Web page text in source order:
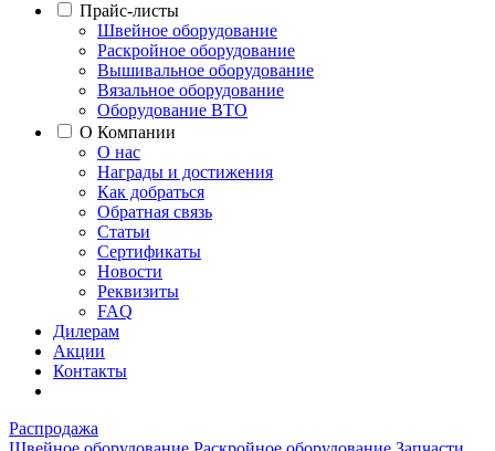
Прайс-листы
Швейное оборудование
Раскройное оборудование
Вышивальное оборудование
Вязальное оборудование
Оборудование ВТО
О Компании
О нас
Награды и достижения
Как добраться
Обратная связь
Статьи
Сертификаты
Новости
Реквизиты
FAQ
Дилерам
Акции
Контакты
Распродажа